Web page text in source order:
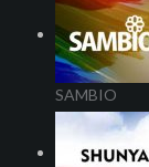
SAMBIO